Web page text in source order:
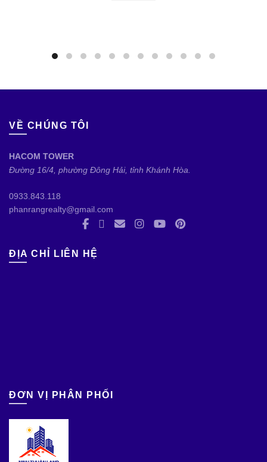
VỀ CHÚNG TÔI
HACOM TOWER
Đường 16/4, phường Đông Hải, tỉnh Khánh Hòa.
0933.843.118
phanrangrealty@gmail.com
ĐỊA CHỈ LIÊN HỆ
ĐƠN VỊ PHÂN PHỐI